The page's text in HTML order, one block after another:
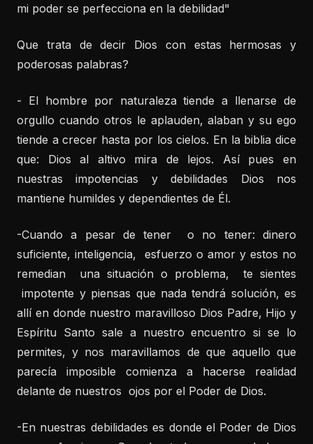
mi poder se perfecciona en la debilidad"
Que trata de decir Dios con estas hermosas y
poderosas palabras?
- El hombre por naturaleza tiende a llenarse de
orgullo cuando otros le aplauden, alaban y su ego
tiende a crecer hasta por los cielos. En la biblia dice
que: Dios al altivo mira de lejos. Así pues en
nuestras impotencias y debilidades Dios nos
mantiene humildes y dependientes de Él.
-Cuando a pesar de tener o no tener: dinero
suficiente, inteligencia, esfuerzo o amor y estos no
remedian una situación o problema, te sientes
impotente y piensas que nada tendrá solución, es
allí en donde nuestro maravilloso Dios Padre, Hijo y
Espíritu Santo sale a nuestro encuentro si se lo
permites, y nos maravillamos de que aquello que
parecía imposible comienza a hacerse realidad
delante de nuestros ojos por el Poder de Dios.
-En nuestras debilidades es donde el Poder de Dios